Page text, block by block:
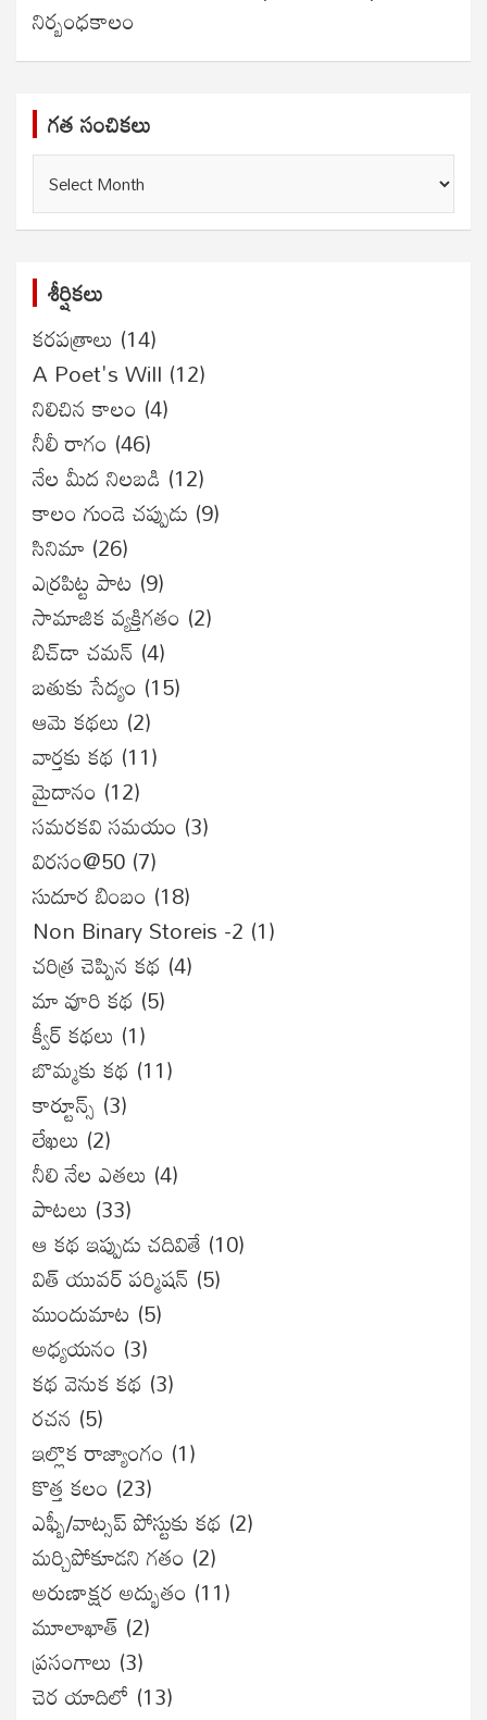
నిర్బంధకాలం
గత సంచికలు
గత
సంచికలు
శీర్షికలు
కరపత్రాలు (14)
A Poet's Will (12)
నిలిచిన కాలం (4)
నీలీ రాగం (46)
నేల మీద నిలబడి (12)
కాలం గుండె చప్పుడు (9)
సినిమా (26)
ఎర్రపిట్ట పాట (9)
సామాజిక వ్యక్తిగతం (2)
బిచ్‌డా చమన్ (4)
బతుకు సేద్యం (15)
ఆమె కథలు (2)
వార్తకు కథ (11)
మైదానం (12)
సమరకవి సమయం (3)
విరసం@50 (7)
సుదూర బింబం (18)
Non Binary Storeis -2 (1)
చరిత్ర చెప్పిన కథ (4)
మా వూరి కథ (5)
క్వీర్ కథలు (1)
బొమ్మకు కథ (11)
కార్టూన్స్ (3)
లేఖలు (2)
నీలి నేల ఎతలు (4)
పాటలు (33)
ఆ కథ ఇప్పుడు చదివితే (10)
విత్ యువర్ పర్మిషన్ (5)
ముందుమాట (5)
అధ్యయనం (3)
కథ వెనుక కథ (3)
రచన (5)
ఇల్లొక రాజ్యాంగం (1)
కొత్త కలం (23)
ఎఫ్బీ/వాట్సప్ పోస్టుకు కథ (2)
మర్చిపోకూడని గతం (2)
అరుణాక్షర అద్భుతం (11)
మూలాఖాత్ (2)
ప్రసంగాలు (3)
చెర యాదిలో (13)